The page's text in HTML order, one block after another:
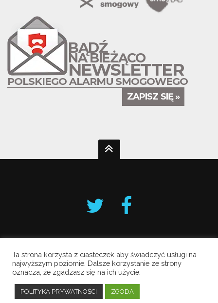
BĄDŹ
NA BIEŻĄCO
NEWSLETTER
POLSKIEGO ALARMU SMOGOWEGO
ZAPISZ SIĘ »
Krakowski Alarm Smogowy
Copyright © 2019 All Rights Reserved.
Polityka prywatności
Ta strona korzysta z ciasteczek aby świadczyć usługi na
najwyższym poziomie. Dalsze korzystanie ze strony
oznacza, że zgadzasz się na ich użycie.
POLITYKA PRYWATNOŚCI ZGODA